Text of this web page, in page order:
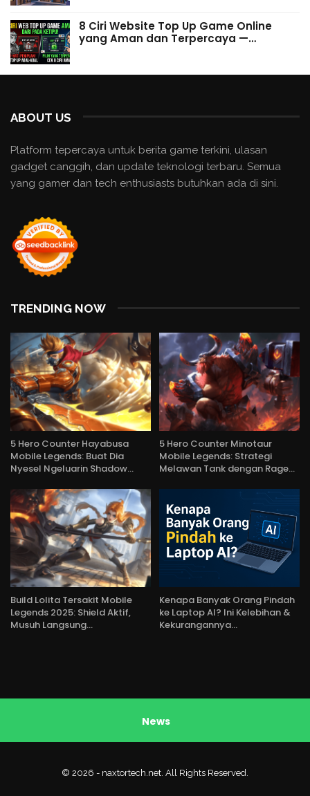
8 Ciri Website Top Up Game Online
yang Aman dan Terpercaya —…
ABOUT US
Platform tepercaya untuk berita game terkini, ulasan
gadget canggih, dan update teknologi terbaru. Semua
yang gamer dan tech enthusiasts butuhkan ada di sini.
TRENDING NOW
5 Hero Counter Hayabusa
Mobile Legends: Buat Dia
Nyesel Ngeluarin Shadow…
5 Hero Counter Minotaur
Mobile Legends: Strategi
Melawan Tank dengan Rage…
Build Lolita Tersakit Mobile
Legends 2025: Shield Aktif,
Musuh Langsung…
Kenapa Banyak Orang Pindah
ke Laptop AI? Ini Kelebihan &
Kekurangannya…
News
© 2026 - naxtortech.net. All Rights Reserved.